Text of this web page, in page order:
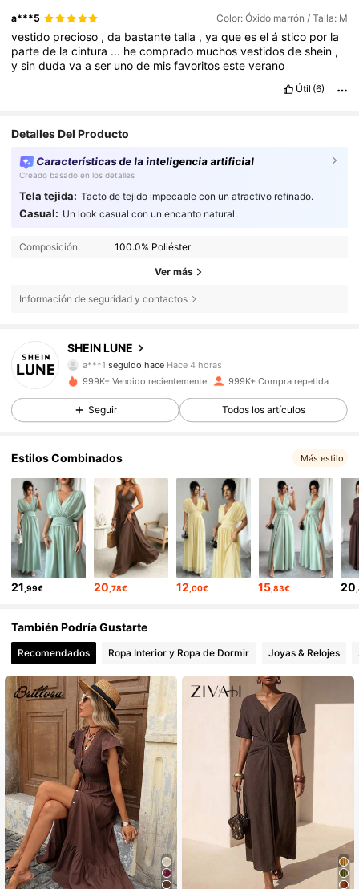
a***5 Color: Óxido marrón / Talla: M
vestido precioso ,da bastantetalla ,yaqueeselástico por la
partede lacintura ... hecomprado muchosvestidosdeshein ,
ysindudavaaser unode misfavoritosesteverano
Útil (6)
Detalles Del Producto
Características de la inteligencia artificial
Creado basado en los detalles
Tela tejida: Tacto de tejido impecable con un atractivo refinado.
Casual: Un look casual con un encanto natural.
Composición: 100.0% Poliéster
Ver más
Información de seguridad y contactos
SHEIN LUNE
a***1 seguido hace Hace 4 horas
4,85 1M Seguidores
4,85 1M Seguidores
4,85 1M Seguidores
4,85 1M Seguidores
4,85 1M Seguidores
1M Seguidores
4,85 1M Seguidores
999K+ Vendido recientemente 999K+ Compra repetida
Seguir Todos los artículos
Estilos Combinados Más estilo
21 ,99€ 20 ,78€ 12 ,00€ 15 ,83€ 20
También Podría Gustarte
Recomendados Ropa Interior y Ropa de Dormir Joyas & Relojes